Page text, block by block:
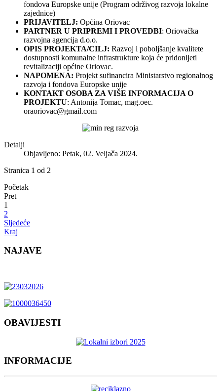
fondova Europske unije (Program održivog razvoja lokalne
zajednice)
PRIJAVITELJ: Općina Oriovac
PARTNER U PRIPREMI I PROVEDBI: Oriovačka
razvojna agencija d.o.o.
OPIS PROJEKTA/CILJ: Razvoj i poboljšanje kvalitete
dostupnosti komunalne infrastrukture koja će pridonijeti
revitalizaciji općine Oriovac.
NAPOMENA: Projekt sufinancira Ministarstvo regionalnog
razvoja i fondova Europske unije
KONTAKT OSOBA ZA VIŠE INFORMACIJA O
PROJEKTU: Antonija Tomac, mag.oec.
oraoriovac@gmail.com
Detalji
Objavljeno: Petak, 02. Veljača 2024.
Stranica 1 od 2
Početak
Pret
1
2
Sljedeće
Kraj
NAJAVE
OBAVIJESTI
INFORMACIJE